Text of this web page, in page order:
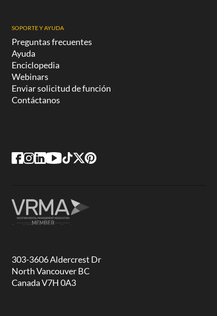
SOPORTE Y AYUDA
Preguntas frecuentes
Ayuda
Enciclopedia
Webinars
Enviar solicitud de función
Contáctanos
303-3606 Aldercrest Dr
North Vancouver BC
Canada V7H 0A3